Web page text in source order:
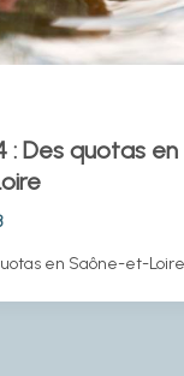
: Des quotas en
en Saône-et-Loire